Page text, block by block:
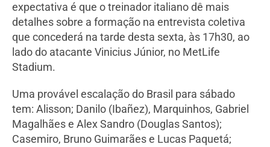
expectativa é que o treinador italiano dê mais
detalhes sobre a formação na entrevista coletiva
que concederá na tarde desta sexta, às 17h30, ao
lado do atacante Vinicius Júnior, no MetLife
Stadium.
Uma provável escalação do Brasil para sábado
tem: Alisson; Danilo (Ibañez), Marquinhos, Gabriel
Magalhães e Alex Sandro (Douglas Santos);
Casemiro, Bruno Guimarães e Lucas Paquetá;